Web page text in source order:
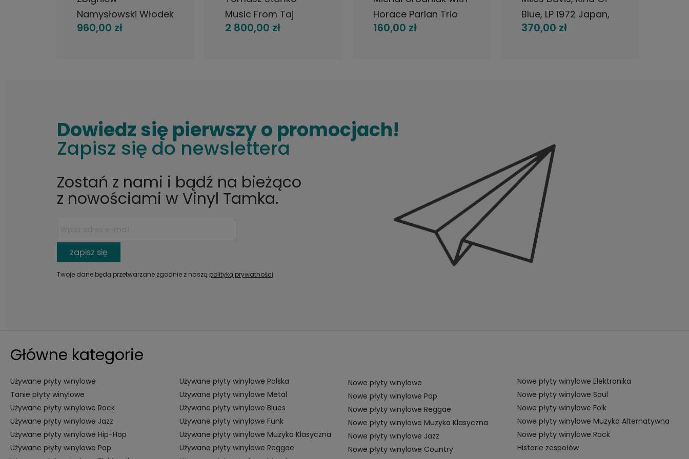
Namysłowski Włodek
Gulgowski Pop
960,00 zł
Music From Taj
Mahal And Karla
2 800,00 zł
Horace Parlan Trio
Take Good Care of
160,00 zł
Blue, LP 1972 Japan,
CBS/Sony, płyta
370,00 zł
Dowiedz się pierwszy o promocjach!
Zapisz się do newslettera
Zostań z nami i bądź na bieżąco
z nowościami w Vinyl Tamka.
zapisz się
Twoje dane będą przetwarzane zgodnie z naszą polityką prywatności
Główne kategorie
Używane płyty winylowe
Tanie płyty winylowe
Używane płyty winylowe Rock
Używane płyty winylowe Jazz
Używane płyty winylowe Hip-Hop
Używane płyty winylowe Pop
Używane płyty winylowe Polska
Używane płyty winylowe Metal
Używane płyty winylowe Blues
Używane płyty winylowe Funk
Używane płyty winylowe Muzyka Klasyczna
Używane płyty winylowe Reggae
Nowe płyty winylowe
Nowe płyty winylowe Pop
Nowe płyty winylowe Reggae
Nowe płyty winylowe Muzyka Klasyczna
Nowe płyty winylowe Jazz
Nowe płyty winylowe Country
Nowe płyty winylowe Elektronika
Nowe płyty winylowe Soul
Nowe płyty winylowe Folk
Nowe płyty winylowe Muzyka Alternatywna
Nowe płyty winylowe Rock
Historie zespołów